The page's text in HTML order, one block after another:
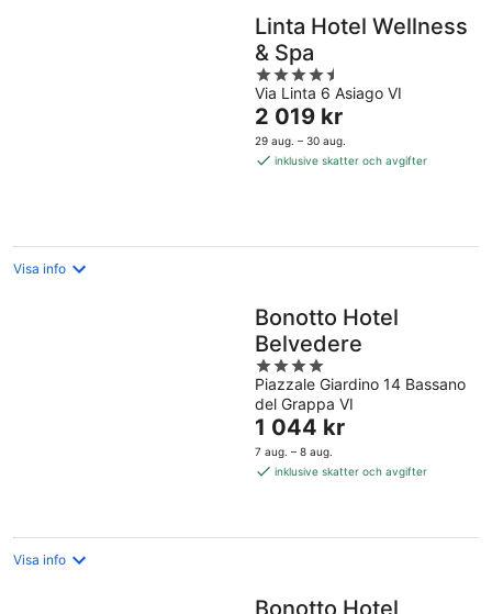
Linta Hotel Wellness
& Spa
4.5
out
of
5
Via Linta 6 Asiago VI
Priset
är
2 019 kr
2 019 kr
29 aug. – 30 aug.
inklusive skatter och avgifter
Visa info
Bonotto Hotel
Belvedere
4
out
of
5
Piazzale Giardino 14 Bassano
del Grappa VI
Priset
är
1 044 kr
1 044 kr
7 aug. – 8 aug.
inklusive skatter och avgifter
Visa info
Bonotto Hotel